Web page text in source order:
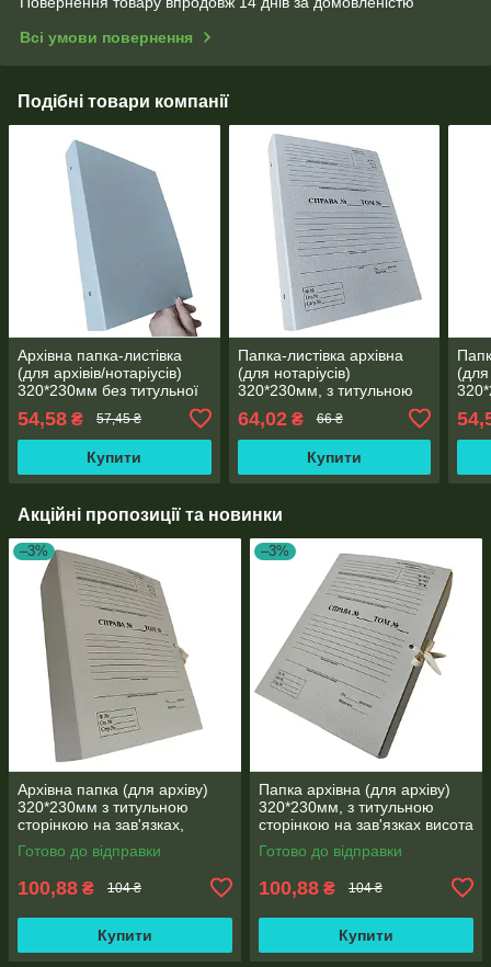
Всі умови повернення
Подібні товари компанії
Архівна папка-листівка
(для архівів/нотаріусів)
320*230мм без титульної
корінець 40 мм
54,58 ₴ 57,45 ₴
Купити
Папка-листівка архівна
(для нотаріусів)
320*230мм, з титульною
висота корінця 20 мм,
місткість 100 аркуш.
64,02₴ 66 ₴
Купити
(для
Акційні пропозиції та новинки
–3%
Архівна папка (для архіву)
320*230мм з титульною
сторінкою на зав'язках,
корінець 20 мм
Готово до відправки
100,88 ₴ 104 ₴
Купити
–3%
Папка архівна (для архіву)
320*230мм, з титульною
сторінкою на зав'язках висота
корінця 20 мм
Готово до відправки
100,88 ₴ 104 ₴
Купити